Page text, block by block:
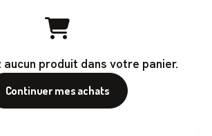
aucun produit dans votre panier.
Continuer mes achats